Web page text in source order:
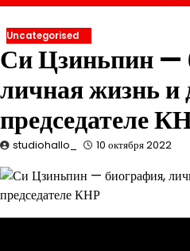
Uncategorised
Си Цзиньпин —
личная жизнь и
председателе
studiohallo_ 10 октября 2022